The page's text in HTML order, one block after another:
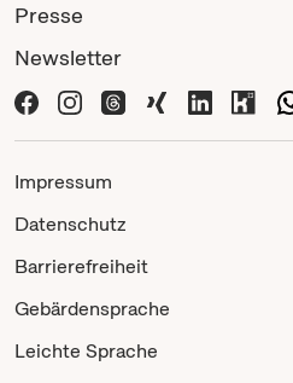
Presse
Newsletter
Impressum
Datenschutz
Barrierefreiheit
Gebärdensprache
Leichte Sprache